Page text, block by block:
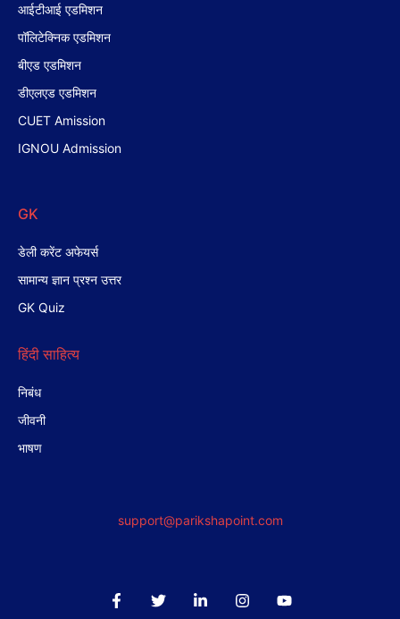
आईटीआई एडमिशन
पॉलिटेक्निक एडमिशन
बीएड एडमिशन
डीएलएड एडमिशन
CUET Amission
IGNOU Admission
GK
डेली करेंट अफेयर्स
सामान्य ज्ञान प्रश्न उत्तर
GK Quiz
हिंदी साहित्य
निबंध
जीवनी
भाषण
support@parikshapoint.com